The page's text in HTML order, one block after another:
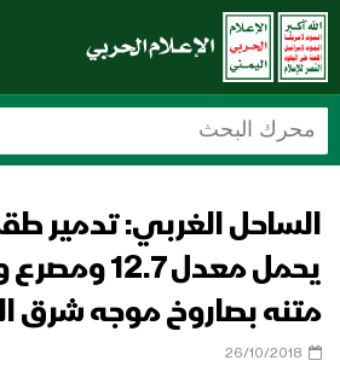
الساحل الغربي: تدمير
يحمل معدل
متنه بصاروخ موجه شرق
26/10/2018